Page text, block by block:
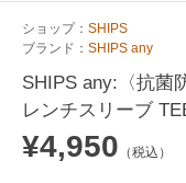
ショップ： SHIPS
ブランド： SHIPS any
SHIPS any:〈抗菌
レンチスリーブ
¥4,950 （税込）